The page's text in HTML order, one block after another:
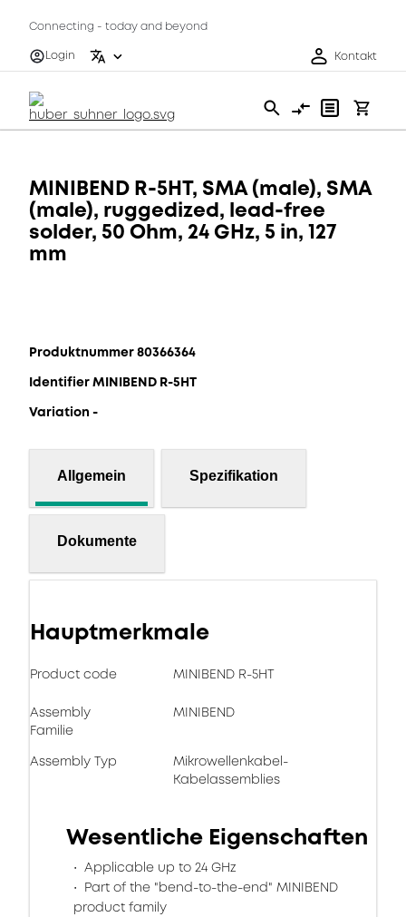
Connecting - today and beyond
Login
Kontakt
MINIBEND R-5HT, SMA (male), SMA
(male), ruggedized, lead-free
solder, 50 Ohm, 24 GHz, 5 in, 127
mm
Produktnummer 80366364
Identifier MINIBEND R-5HT
Variation -
Allgemein Spezifikation
Dokumente
Hauptmerkmale
Product code MINIBEND R-5HT
Assembly
Familie
MINIBEND
Assembly Typ
Mikrowellenkabel-
Kabelassemblies
Wesentliche Eigenschaften
Applicable up to 24 GHz
Part of the "bend-to-the-end" MINIBEND
product family